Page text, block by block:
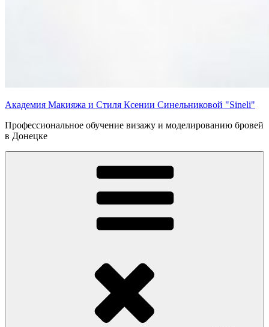
Академия Макияжа и Стиля Ксении Синельниковой "Sineli"
Профессиональное обучение визажу и моделированию бровей
в Донецке